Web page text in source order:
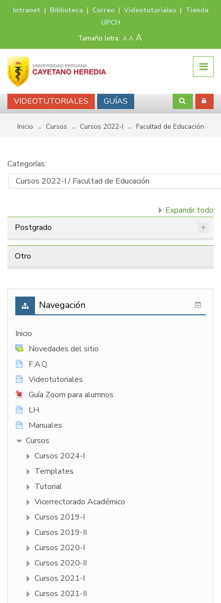
Intranet | Biblioteca | Correo| Videotutoriales| Tienda
UPCH
Tamaño letra: A A A
VIDEOTUTORIALES GUÍAS
Inicio → Cursos → Cursos 2022-I → Facultad de Educación
Categorías:
Expandir todo
Postgrado
Otro
Navegación
Inicio
Novedades del sitio
F.A.Q.
Videotutoriales
Guía Zoom para alumnos
LH
Manuales
Cursos
Cursos 2024-I
Templates
Tutorial
Vicerrectorado Académico
Cursos 2019-I
Cursos 2019-II
Cursos 2020-I
Cursos 2020-II
Cursos 2021-I
Cursos 2021-II